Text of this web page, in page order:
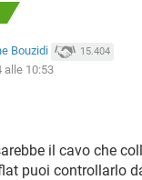
Bouzidi 15.404
alle 10:53
il cavo che
puoi controllarlo